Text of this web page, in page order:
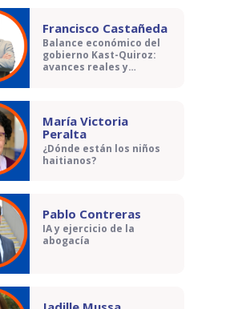
Francisco Castañeda
Balance económico del
gobierno Kast-Quiroz:
avances reales y
María Victoria
Peralta
¿Dónde están los niños
haitianos?
Pablo Contreras
IA y ejercicio de la
abogacía